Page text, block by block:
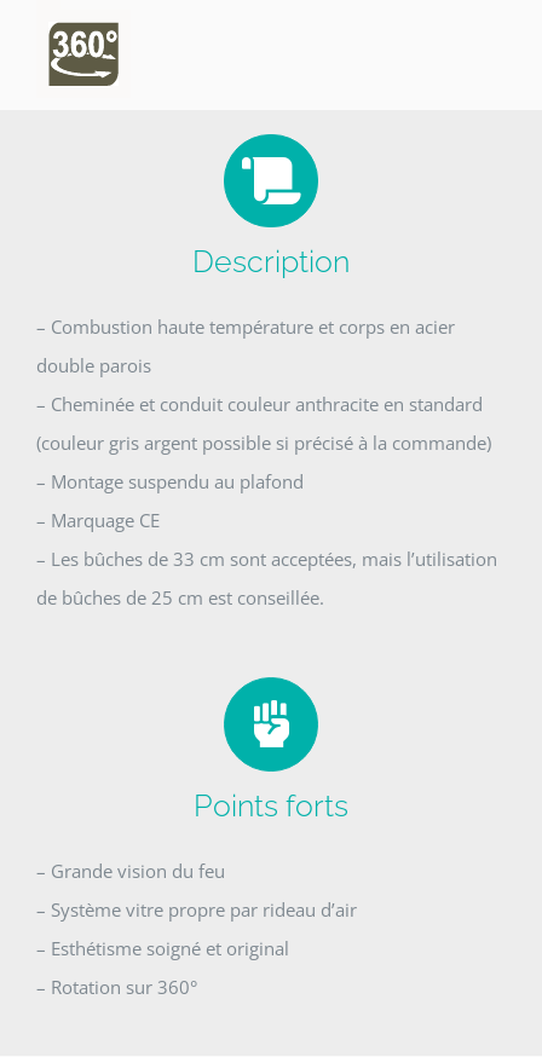
Description
– Combustion haute température et corps en acier
double parois
– Cheminée et conduit couleur anthracite en standard
(couleur gris argent possible si précisé à la commande)
– Montage suspendu au plafond
– Marquage CE
– Les bûches de 33 cm sont acceptées, mais l’utilisation
de bûches de 25 cm est conseillée.
Points forts
– Grande vision du feu
– Système vitre propre par rideau d’air
– Esthétisme soigné et original
– Rotation sur 360°